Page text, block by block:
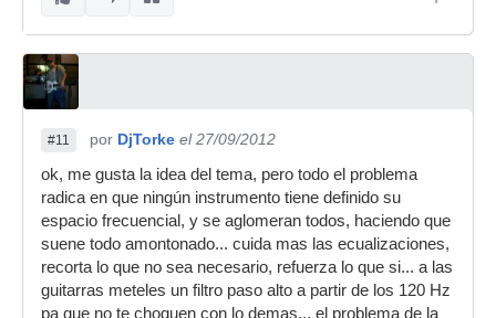
#11 por DjTorke el 27/09/2012
ok, me gusta la idea del tema, pero todo el problema
radica en que ningún instrumento tiene definido su
espacio frecuencial, y se aglomeran todos, haciendo que
suene todo amontonado... cuida mas las ecualizaciones,
recorta lo que no sea necesario, refuerza lo que si... a las
guitarras meteles un filtro paso alto a partir de los 120 Hz
pa que no te choquen con lo demas... el problema de la